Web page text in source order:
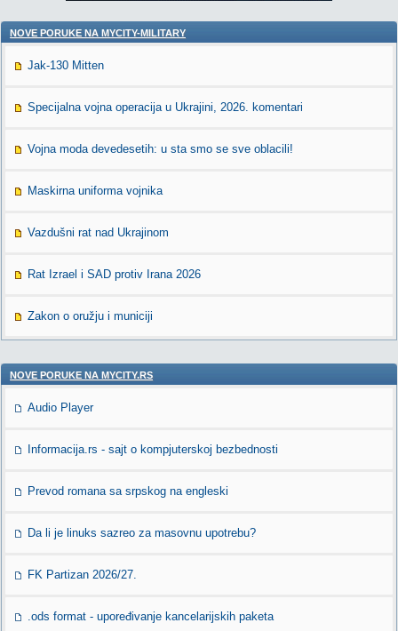
NOVE PORUKE NA MYCITY-MILITARY
Jak-130 Mitten
Specijalna vojna operacija u Ukrajini, 2026. komentari
Vojna moda devedesetih: u sta smo se sve oblacili!
Maskirna uniforma vojnika
Vazdušni rat nad Ukrajinom
Rat Izrael i SAD protiv Irana 2026
Zakon o oružju i municiji
NOVE PORUKE NA MYCITY.RS
Audio Player
Informacija.rs - sajt o kompjuterskoj bezbednosti
Prevod romana sa srpskog na engleski
Da li je linuks sazreo za masovnu upotrebu?
FK Partizan 2026/27.
.ods format - upoređivanje kancelarijskih paketa